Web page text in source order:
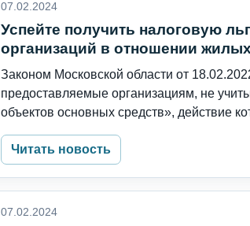
07.02.2024
Успейте получить налоговую
организаций в отношении
Законом Московской области от
предоставляемые организациям, не
объектов основных средств», действие
Читать новость
07.02.2024